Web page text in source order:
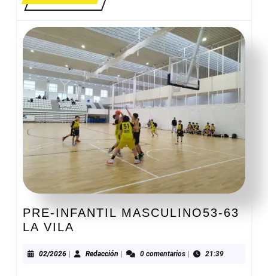
MÁS
PRE-INFANTIL MASCULINO53-63
LA VILA
MASCULINO53-
02/202602/2026Redacción Redacción0 comentarios 21:39